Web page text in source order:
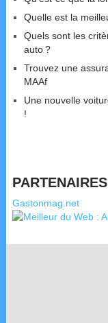
Quelle est la
Quels sont les
auto ?
Trouvez une
MAAf
Une nouvelle
!
PARTENAIRES
Gastonmag.net